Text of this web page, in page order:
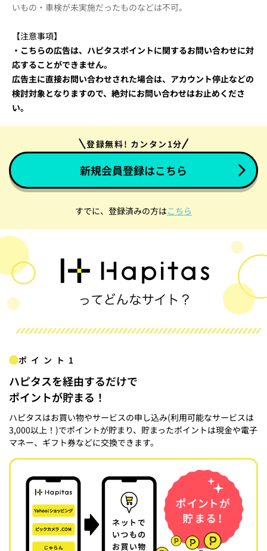
いもの・車検が未実施だったものなどは不可。
【注意事項】
・こちらの広告は、ハピタスポイントに関するお問い合わせに対
応することができません。
広告主に直接お問い合わせされた場合は、アカウント停止などの
検討対象となりますので、 絶対にお問い合わせはお止めくださ
い。
登録無料! カンタン1分
新規会員登録はこちら
すでに、登録済みの方はこちら
ポイント1
ハピタスを経由するだけで
ポイントが貯まる！
ハピタスはお買い物やサービスの申し込み(利用可能なサービスは
3,000以上！)でポイントが貯まり、貯まったポイントは現金や電子
マネー、ギフト券などに交換できます。